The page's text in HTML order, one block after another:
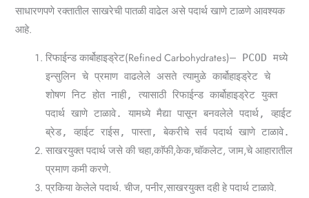
साधारणपणे रक्तातील साखरेची पातळी वाढेल असे पदार्थ खाणे टाळणे आवश्यक
आहे.
रिफाईन्ड कार्बोहाइड्रेट(Refined Carbohydrates)– PCOD मध्ये
इन्सुलिन चे प्रमाण वाढलेले असते त्यामुळे कार्बोहाइड्रेट चे
शोषण निट होत नाही, त्यासाठी रिफाईन्ड कार्बोहाइड्रेट युक्त
पदार्थ खाणे टाळावे. यामध्ये मैद्या पासून बनवलेले पदार्थ, व्हाईट
ब्रेड, व्हाईट राईस, पास्ता, बेकरीचे सर्व पदार्थ खाणे टाळावे.
साखरयुक्त पदार्थ जसे की चहा,काॅफी,केक,चाॅकलेट, जाम,चे आहारातील
प्रमाण कमी करणे.
प्रकिया केलेले पदार्थ. चीज, पनीर,साखरयुक्त दही हे पदार्थ टाळावे.